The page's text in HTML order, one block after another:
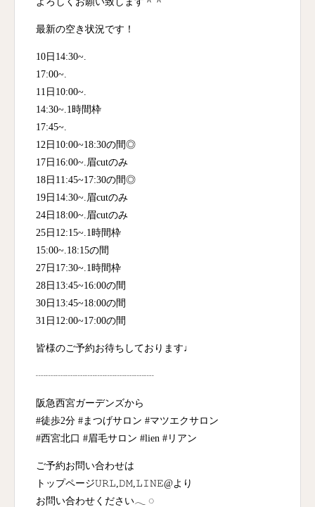
最新の空き状況です！
10日14:30~.
17:00~.
11日10:00~.
14:30~.1時間枠
17:45~.
12日10:00~18:30の間◎
17日16:00~.眉cutのみ
18日11:45~17:30の間◎
19日14:30~.眉cutのみ
24日18:00~.眉cutのみ
25日12:15~.1時間枠
15:00~.18:15の間
27日17:30~.1時間枠
28日13:45~16:00の間
30日13:45~18:00の間
31日12:00~17:00の間
皆様のご予約お待ちしております♩
┈┈┈┈┈┈┈┈┈┈┈┈
阪急西宮ガーデンズから
#徒歩2分 #まつげサロン #マツエクサロン
#西宮北口 #眉毛サロン #lien #リアン
ご予約お問い合わせは
トップページ𝚄𝚁𝙻,𝙳𝙼,𝙻𝙸𝙽𝙴@より
お問い合わせください𓂃 ◌‬